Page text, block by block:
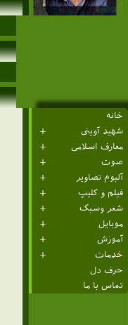
خانه
شهید آوینی
معارف اسلامی
صوت
آلبوم تصاویر
فیلم و کلیپ
شعر وسبک
موبایل
آموزش
خدمات
حرف دل
تماس با ما